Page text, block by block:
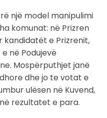
një model manipulimi
komunat: në Prizren
kandidatët e Prizrenit,
në Podujevë
Mospërputhjet janë
dhe jo te votat e
ulësen në Kuvend,
rezultatet e para.